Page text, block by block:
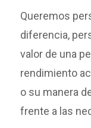
Queremos
diferencia,
valor de una
rendimiento
o su manera
frente a las